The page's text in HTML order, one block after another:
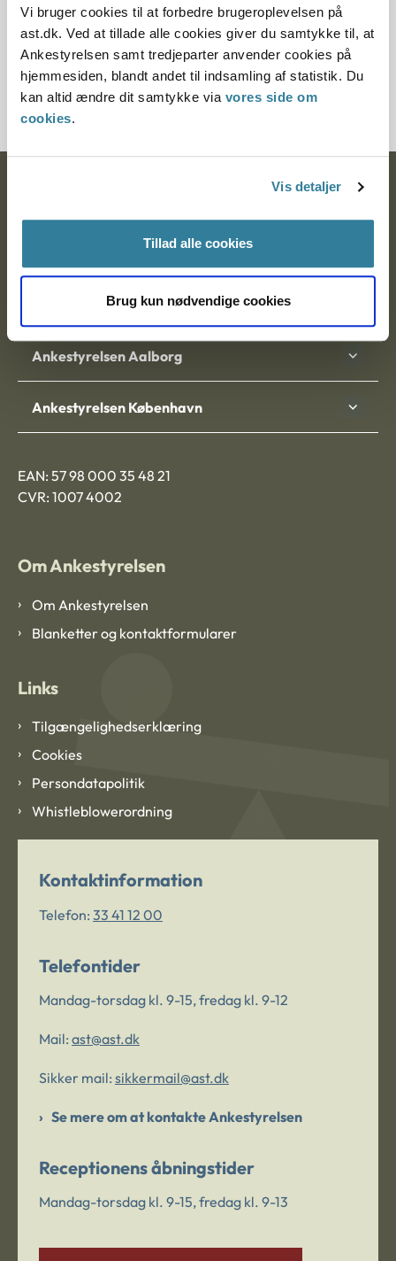
Vi bruger cookies til at forbedre brugeroplevelsen på
ast.dk. Ved at tillade alle cookies giver du samtykke til, at
Ankestyrelsen samt tredjeparter anvender cookies på
hjemmesiden, blandt andet til indsamling af statistik. Du
kan altid ændre dit samtykke via vores side om
cookies.
Vis detaljer
Tillad alle cookies
Brug kun nødvendige cookies
§ 13 § 5 § 40 § 15 § 1 § 1
Journalnummer
200042-99
Postadresse:
Nytorv 7, 2. sal
Ankestyrelsen Aalborg
Ankestyrelsen København
EAN: 57 98 000 35 48 21
CVR: 1007 4002
Om Ankestyrelsen
Om Ankestyrelsen
Blanketter og kontaktformularer
Links
Tilgængelighedserklæring
Cookies
Persondatapolitik
Whistleblowerordning
Kontaktinformation
Telefon: 33 41 12 00
Telefontider
Mandag-torsdag kl. 9-15, fredag kl. 9-12
Mail: ast@ast.dk
Sikker mail: sikkermail@ast.dk
Se mere om at kontakte Ankestyrelsen
Receptionens åbningstider
Mandag-torsdag kl. 9-15, fredag kl. 9-13